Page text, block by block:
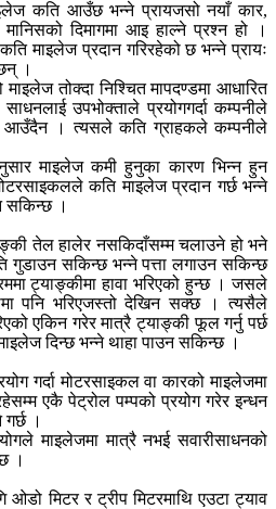
कति आउँछ भन्ने प्रायजसो नयाँ कार,
दिमागमा आइ हाल्ने प्रश्न हो ।
माइलेज प्रदान गरिरहेको छ भन्ने प्रायः
।
तोक्दा निश्चित मापदण्डमा आधारित
उपभोक्ताले प्रयोगगर्दा कम्पनीले
आउँदैन । त्यसले कति ग्राहकले कम्पनीले
माइलेज कमी हुनुका कारण भिन्न हुन
कति माइलेज प्रदान गर्छ भन्ने
सकिन्छ ।
तेल हालेर नसकिदाँसम्म चलाउने हो भने
सकिन्छ भन्ने पत्ता लगाउन सकिन्छ
ट्याङ्कीमा हावा भरिएको हुन्छ । जसले
पनि भरिएजस्तो देखिन सक्छ । त्यसैले
एकिन गरेर मात्रै ट्याङ्की फूल गर्नु पर्छ
दिन्छ भन्ने थाहा पाउन सकिन्छ ।
गर्दा मोटरसाइकल वा कारको माइलेजमा
एकै पेट्रोल पम्पको प्रयोग गरेर इन्धन
।
माइलेजमा मात्रै नभई सवारीसाधनको
।
ओडो मिटर र ट्रीप मिटरमाथि एउटा ट्याव